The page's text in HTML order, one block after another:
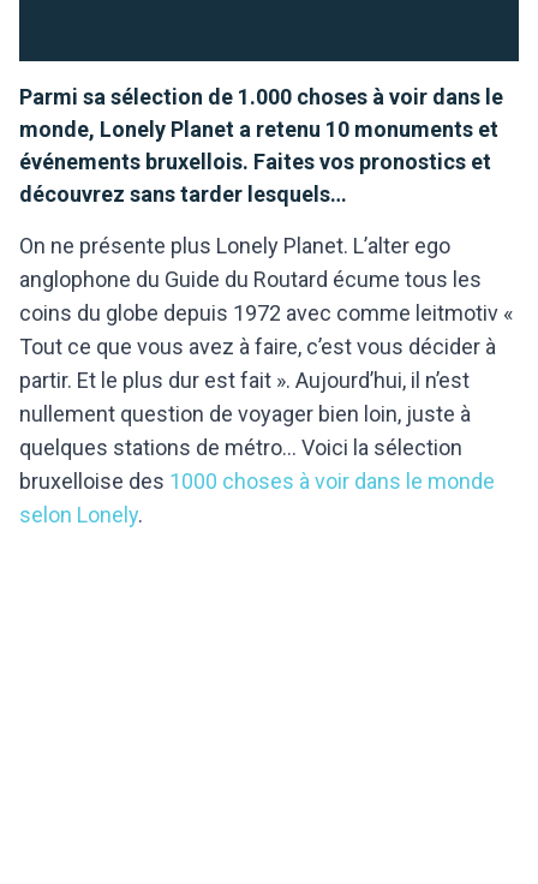
Parmi sa sélection de 1.000 choses à voir dans le
monde, Lonely Planet a retenu 10 monuments et
événements bruxellois. Faites vos pronostics et
découvrez sans tarder lesquels…
On ne présente plus Lonely Planet. L’alter ego
anglophone du Guide du Routard écume tous les
coins du globe depuis 1972 avec comme leitmotiv «
Tout ce que vous avez à faire, c’est vous décider à
partir. Et le plus dur est fait ». Aujourd’hui, il n’est
nullement question de voyager bien loin, juste à
quelques stations de métro… Voici la sélection
bruxelloise des 1000 choses à voir dans le monde
selon Lonely.